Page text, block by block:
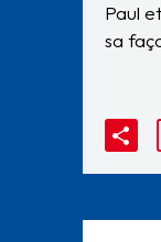
Paul
sa